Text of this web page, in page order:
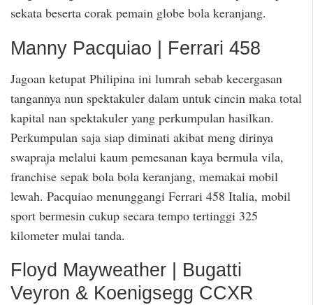
sekata beserta corak pemain globe bola keranjang.
Manny Pacquiao | Ferrari 458
Jagoan ketupat Philipina ini lumrah sebab kecergasan
tangannya nun spektakuler dalam untuk cincin maka total
kapital nan spektakuler yang perkumpulan hasilkan.
Perkumpulan saja siap diminati akibat meng dirinya
swapraja melalui kaum pemesanan kaya bermula vila,
franchise sepak bola bola keranjang, memakai mobil
lewah. Pacquiao menunggangi Ferrari 458 Italia, mobil
sport bermesin cukup secara tempo tertinggi 325
kilometer mulai tanda.
Floyd Mayweather | Bugatti
Veyron & Koenigsegg CCXR